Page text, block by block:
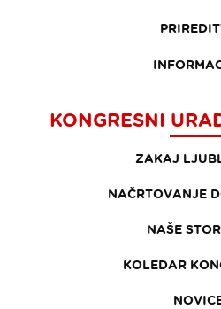
KONGRESNI
ZAKAJ
NAČRTOVANJE
NAŠE
KOLEDAR